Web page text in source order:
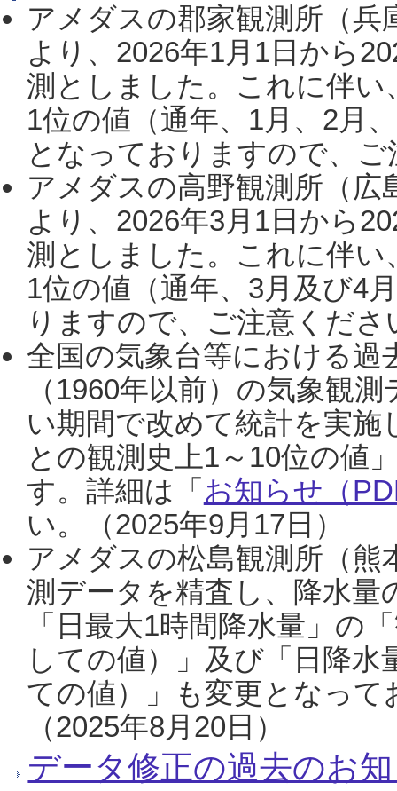
アメダスの郡家観測所（
より、2026年1月1日から
測としました。これに伴い
1位の値（通年、1月、2月
となっておりますので、
アメダスの高野観測所（
より、2026年3月1日から
測としました。これに伴い
1位の値（通年、3月及び4
りますので、ご注意くだ
全国の気象台等における過
（1960年以前）の気象観
い期間で改めて統計を実
との観測史上1～10位の値
す。詳細は「 お知らせ（
い。（2025年9月17日）
アメダスの松島観測所（熊
測データを精査し、降水
「日最大1時間降水量」の
しての値）」及び「日降
ての値）」も変更となっ
（2025年8月20日）
データ修正の過去のお